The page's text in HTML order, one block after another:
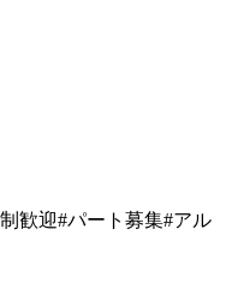
歓迎#パート募集#アル